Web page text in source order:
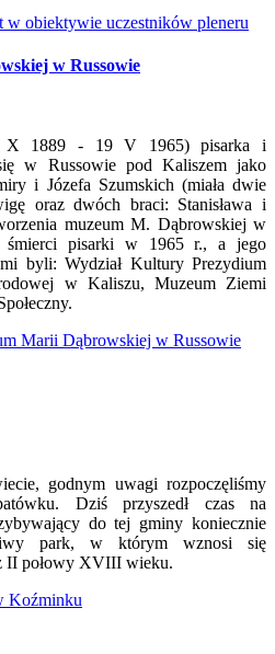
w obiektywie uczestników pleneru
w Russowie
X 1889 - 19 V 1965) pisarka i
w Russowie pod Kaliszem jako
i Józefa Szumskich (miała dwie
oraz dwóch braci: Stanisława i
muzeum M. Dąbrowskiej w
śmierci pisarki w 1965 r., a jego
byli: Wydział Kultury Prezydium
w Kaliszu, Muzeum Ziemi
Marii Dąbrowskiej w Russowie
godnym uwagi rozpoczęliśmy
Dziś przyszedł czas na
do tej gminy koniecznie
park, w którym wznosi się
II połowy XVIII wieku.
Koźminku